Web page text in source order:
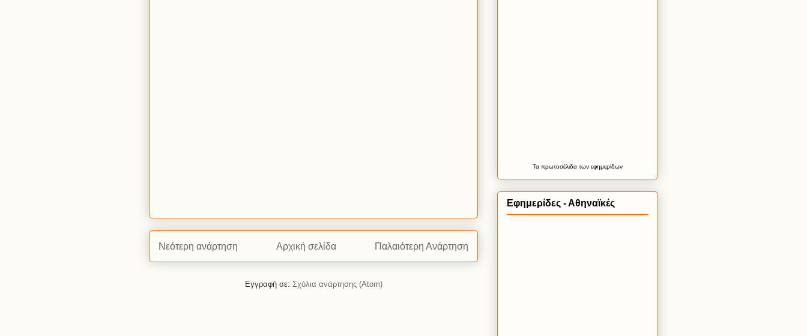
Νεότερη ανάρτηση Παλαιότερη Ανάρτηση
Αρχική σελίδα
Εγγραφή σε: Σχόλια ανάρτησης (Atom)
Τα πρωτοσέλιδατων εφημερίδων
Εφημερίδες - Αθηναϊκές